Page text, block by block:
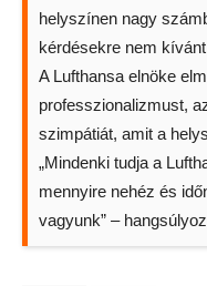
helyszínen nagy
kérdésekre nem
A Lufthansa elnöke
professzionalizmust,
szimpátiát, amit a
„Mindenki tudja a
mennyire nehéz és
vagyunk” –